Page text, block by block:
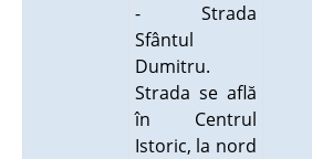
- Strada
Sfântul
Dumitru.
Strada se află
în Centrul
Istoric, la nord